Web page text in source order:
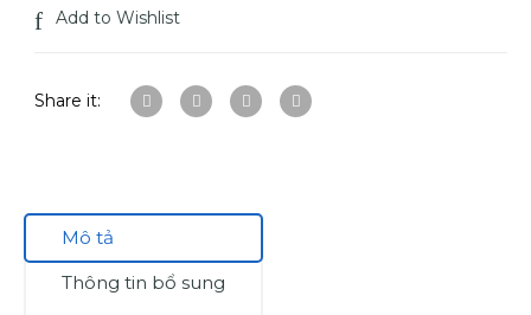
Add to Wishlist
Share it:
Mô tả
Thông tin bổ sung